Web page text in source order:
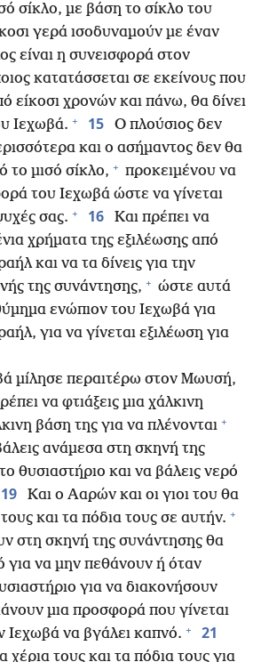
σίκλο, με βάση το σίκλο του
γερά ισοδυναμούν με έναν
είναι η συνεισφορά στον
κατατάσσεται σε εκείνους που
είκοσι χρονών και πάνω, θα δίνει
Ιεχωβά. + 15
Ο πλούσιος δεν
και ο ασήμαντος δεν θα
το μισό σίκλο, + προκειμένου να
του Ιεχωβά ώστε να γίνεται
σας. + 16
Και πρέπει να
χρήματα της εξιλέωσης από
και να τα δίνεις για την
της συνάντησης, + ώστε αυτά
ενώπιον του Ιεχωβά για
για να γίνεται εξιλέωση για
μίλησε περαιτέρω στον Μωυσή,
να φτιάξεις μια χάλκινη
βάση της για να πλένονται +
ανάμεσα στη σκηνή της
θυσιαστήριο και να βάλεις νερό
19
Και ο Ααρών και οι γιοι του θα
και τα πόδια τους σε αυτήν. +
στη σκηνή της συνάντησης θα
για να μην πεθάνουν ή όταν
για να διακονήσουν
μια προσφορά που γίνεται
Ιεχωβά να βγάλει καπνό. + 21
χέρια τους και τα πόδια τους για